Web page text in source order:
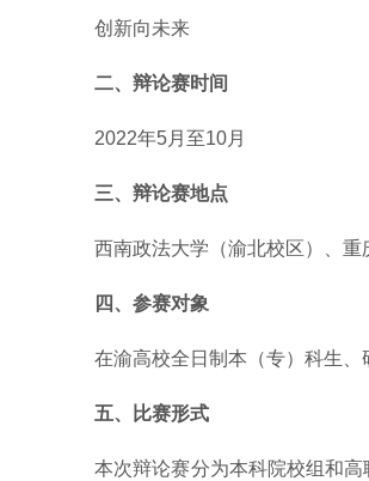
创新向未来
二、辩论赛时间
2022年5月至10月
三、辩论赛地点
西南政法大学（渝北校区）、重
四、参赛对象
在渝高校全日制本（专）科生、
五、比赛形式
本次辩论赛分为本科院校组和